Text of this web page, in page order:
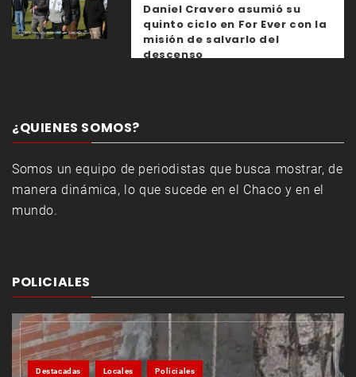
Daniel Cravero asumió su
quinto ciclo en For Ever con la
misión de salvarlo del
descenso
¿QUIENES SOMOS?
Somos un equipo de periodistas que busca mostrar, de
manera dinámica, lo que sucede en el Chaco y en el
mundo.
POLICIALES
Destacadas Locales Policiales